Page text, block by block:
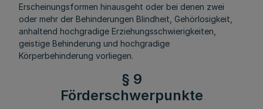
Erscheinungsformen hinausgeht oder bei denen zwei
oder mehr der Behinderungen Blindheit, Gehörlosigkeit,
anhaltend hochgradige Erziehungsschwierigkeiten,
geistige Behinderung und hochgradige
Körperbehinderung vorliegen.
§ 9
Förderschwerpunkte